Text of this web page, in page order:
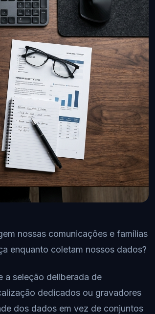
nossas comunicações e famílias
enquanto coletam nossos dados?
a seleção deliberada de
dedicados ou gravadores
dos dados em vez de conjuntos